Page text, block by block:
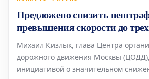
Предложено снизить
превышения скорости до
в час
Михаил Кизлык, глава Центра
дорожного движения Москвы
инициативой о значительном